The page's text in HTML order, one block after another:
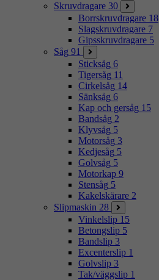
Skruvdragare 30
Borrskruvdragare 18
Slagskruvdragare 7
Gipsskruvdragare 5
Såg 91
Sticksåg 6
Tigersåg 11
Cirkelsåg 14
Sänksåg 6
Kap och gersåg 15
Bandsåg 2
Klyvsåg 5
Motorsåg 3
Kedjesåg 5
Golvsåg 5
Motorkap 9
Stensåg 5
Kakelskärare 2
Slipmaskin 28
Vinkelslip 15
Betongslip 5
Bandslip 3
Excenterslip 1
Golvslip 3
Tak/väggslip 1